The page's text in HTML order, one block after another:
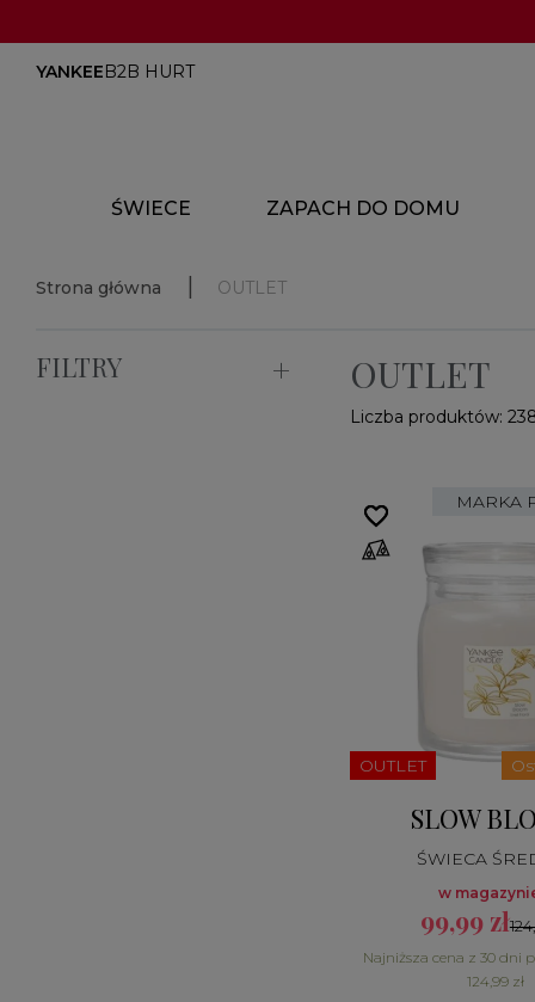
YANKEEB2B HURT
ŚWIECE ZAPACH DO DOMU
Strona główna OUTLET
FILTRY OUTLET
Liczba produktów:
MARKA
OUTLET
SLOW
ŚWIECA
w
99,99 zł
Najniższa cena z 30 dni
124,99 zł
favorite_border
favorite_border